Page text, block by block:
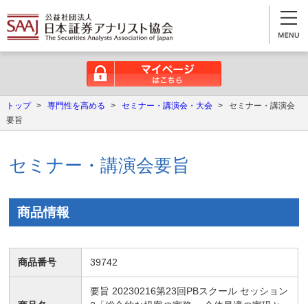
トップ > 専門性を高める > セミナー・講演会・大会 >
セミナー・講演会
要旨
セミナー・講演会要旨
商品情報
商品番号 39742
要旨 20230216第23回PBスクール セッション